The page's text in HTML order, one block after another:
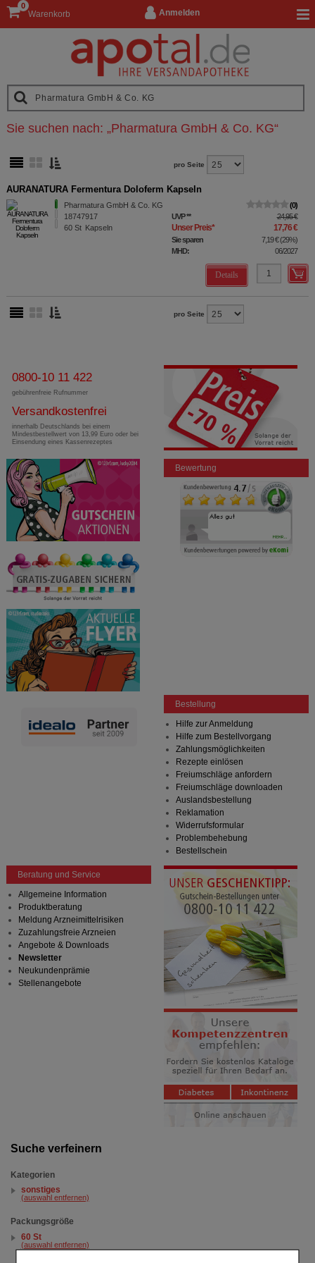
Anmelden
Warenkorb
0
Suche verfeinern
Kategorien
sonstiges
(auswahl entfernen)
Packungsgröße
60 St
(auswahl entfernen)
Sie suchen nach: „Pharmatura GmbH & Co. KG“
pro Seite
AURANATURA Fermentura Doloferm Kapseln
Pharmatura GmbH & Co. KG
18747917
60 St Kapseln
0
UVP** 24,95 €
Unser Preis* 17,76 €
Sie sparen 7,19 €(29%)
MHD:
06/2027
Details
pro Seite
0800-10 11 422
gebührenfreie Rufnummer
Versandkostenfrei
innerhalb Deutschlands bei einem
Mindestbestellwert von 13,99 Euro oder bei
Einsendung eines Kassenrezeptes
Bewertung
Bestellung
Hilfe zur Anmeldung
Hilfe zum Bestellvorgang
Zahlungsmöglichkeiten
Rezepte einlösen
Freiumschläge anfordern
Freiumschläge downloaden
Auslandsbestellung
Reklamation
Widerrufsformular
Problembehebung
Bestellschein
Beratung und Service
Allgemeine Information
Produktberatung
Meldung Arzneimittelrisiken
Zuzahlungsfreie Arzneien
Angebote & Downloads
Newsletter
Neukundenprämie
Stellenangebote